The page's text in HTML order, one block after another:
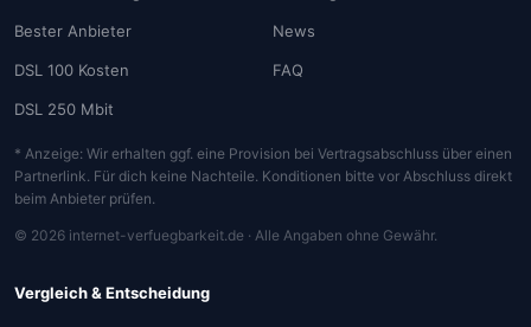
Bester Anbieter
DSL 100 Kosten
DSL 250 Mbit
News
FAQ
* Anzeige: Wir erhalten ggf. eine Provision bei Vertragsabschluss über einen
Partnerlink. Für dich keine Nachteile. Konditionen bitte vor Abschluss direkt
beim Anbieter prüfen.
© 2026 internet-verfuegbarkeit.de · Alle Angaben ohne Gewähr.
Vergleich & Entscheidung